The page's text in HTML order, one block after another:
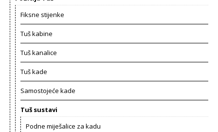
Fiksne stijenke
Tuš kabine
Tuš kanalice
Tuš kade
Samostojeće kade
Tuš sustavi
Podne miješalice za kadu